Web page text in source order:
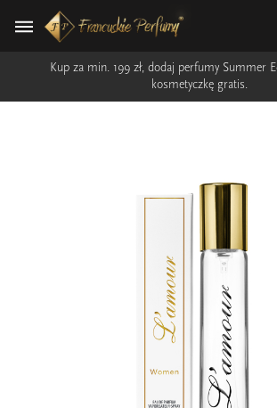
Kup za min. 199 zł, dodaj perfumy Summer
kosmetyczkę gratis.